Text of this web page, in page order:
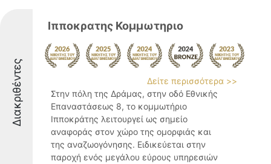
Διακριθέντες
Ιπποκρατης Κομμωτηριο
Δείτε περισσότερα >>
Στην πόλη της Δράμας, στην οδό Εθνικής
Επαναστάσεως 8, το κομμωτήριο
Ιπποκράτης λειτουργεί ως σημείο
αναφοράς στον χώρο της ομορφιάς και
της αναζωογόνησης. Ειδικεύεται στην
παροχή ενός μεγάλου εύρους υπηρεσιών